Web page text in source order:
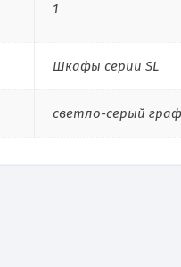
1
Шкафы серии SL
светло-серый